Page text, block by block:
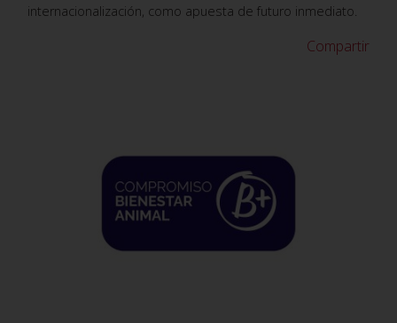
internacionalización, como apuesta de futuro inmediato.
Compartir